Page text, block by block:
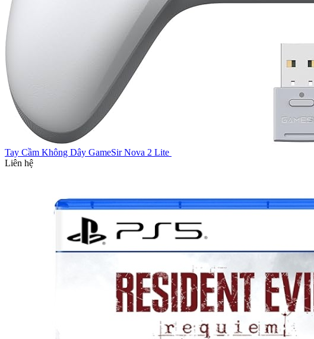
Tay Cầm Không Dây GameSir Nova 2 Lite
Liên hệ